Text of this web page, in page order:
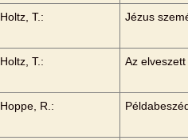
Holtz, T.: Jézus
Holtz, T.: Az
Hoppe, R.: